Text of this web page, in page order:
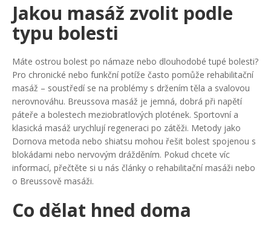
Jakou masáž zvolit podle
typu bolesti
Máte ostrou bolest po námaze nebo dlouhodobé tupé bolesti?
Pro chronické nebo funkční potíže často pomůže rehabilitační
masáž – soustředí se na problémy s držením těla a svalovou
nerovnováhu. Breussova masáž je jemná, dobrá při napětí
páteře a bolestech meziobratlových plotének. Sportovní a
klasická masáž urychlují regeneraci po zátěži. Metody jako
Dornova metoda nebo shiatsu mohou řešit bolest spojenou s
blokádami nebo nervovým drážděním. Pokud chcete víc
informací, přečtěte si u nás články o rehabilitační masáži nebo
o Breussově masáži.
Co dělat hned doma